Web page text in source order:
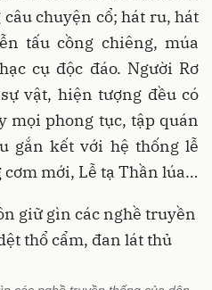
chuyện cổ; hát ru, hát
tấu cồng chiêng, múa
cụ độc đáo. Người Rơ
vật, hiện tượng đều có
phong tục, tập quán
gắn kết với hệ thống lễ
mới, Lễ tạ Thần lúa…